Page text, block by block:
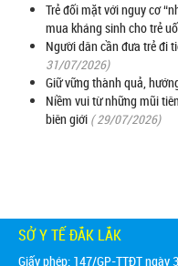
Trẻ đối mặt với nguy cơ
mua kháng sinh cho trẻ
Người dân cần đưa trẻ đi
31/07/2026)
Giữ vững thành quả,
Niềm vui từ những mũi
biên giới ( 29/07/2026)
SỞ Y TẾ ĐẮK LẮK
Giấy phép: 147/GP-TTĐT ngày